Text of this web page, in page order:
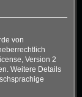
von
Version 2
Weitere Details